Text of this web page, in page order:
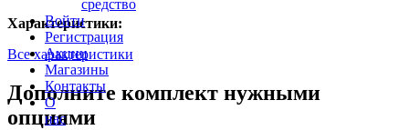
средство
Войти
Регистрация
Акции
Магазины
Контакты
О
нас
Характеристики:
Все характеристики
Дополните комплект нужными
опциями